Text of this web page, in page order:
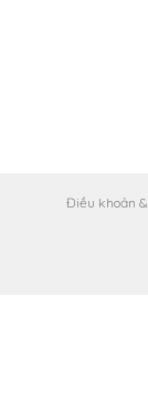
Điều khoản